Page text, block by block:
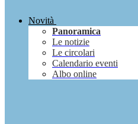
Novità
Panoramica
Le notizie
Le circolari
Calendario eventi
Albo online